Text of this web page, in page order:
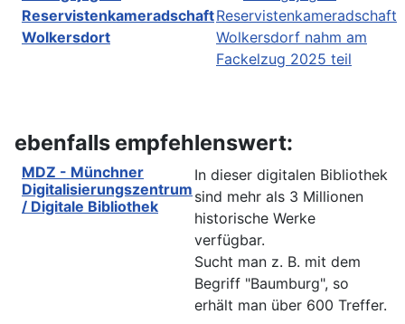
Reservistenkameradschaft
Wolkersdort
Reservistenkameradschaft
Wolkersdorf nahm am
Fackelzug 2025 teil
ebenfalls empfehlenswert:
MDZ - Münchner
Digitalisierungszentrum
/ Digitale Bibliothek
In dieser digitalen Bibliothek
sind mehr als 3 Millionen
historische Werke
verfügbar.
Sucht man z. B. mit dem
Begriff "Baumburg", so
erhält man über 600 Treffer.